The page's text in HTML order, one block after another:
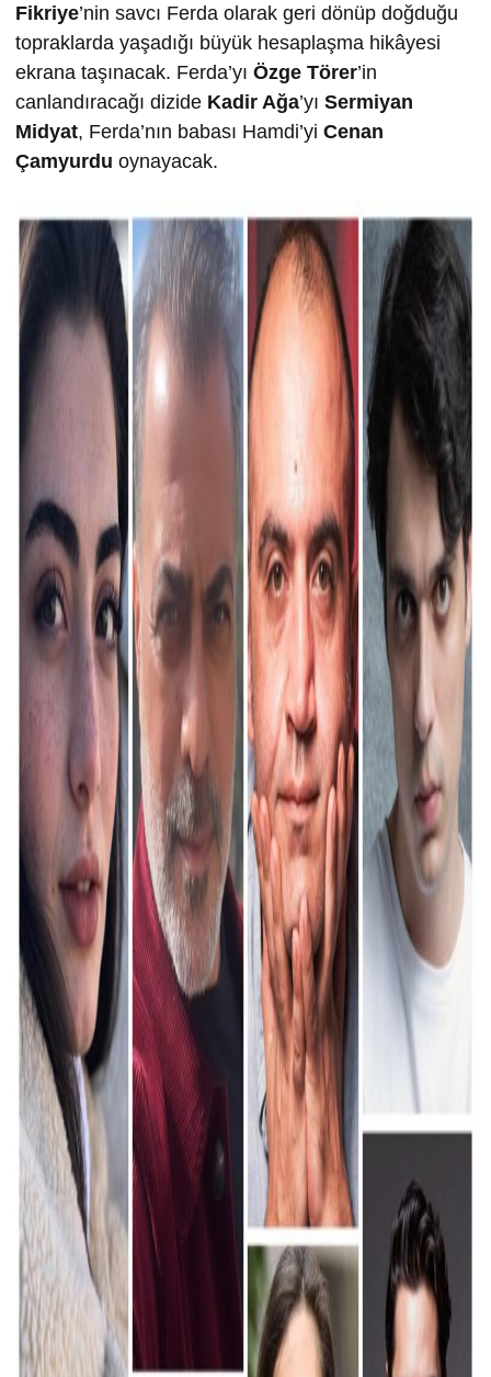
Fikriye’nin savcı Ferda olarak geri dönüp doğduğu
topraklarda yaşadığı büyük hesaplaşma hikâyesi
ekrana taşınacak. Ferda’yı Özge Törer’in
canlandıracağı dizide Kadir Ağa’yı Sermiyan
Midyat, Ferda’nın babası Hamdi’yi Cenan
Çamyurdu oynayacak.